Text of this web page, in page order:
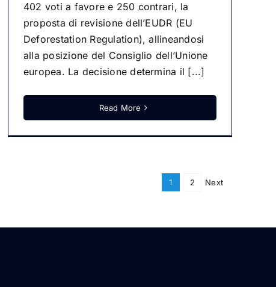
402 voti a favore e 250 contrari, la
proposta di revisione dell’EUDR (EU
Deforestation Regulation), allineandosi
alla posizione del Consiglio dell’Unione
europea. La decisione determina il [...]
Read More
1 2 Next